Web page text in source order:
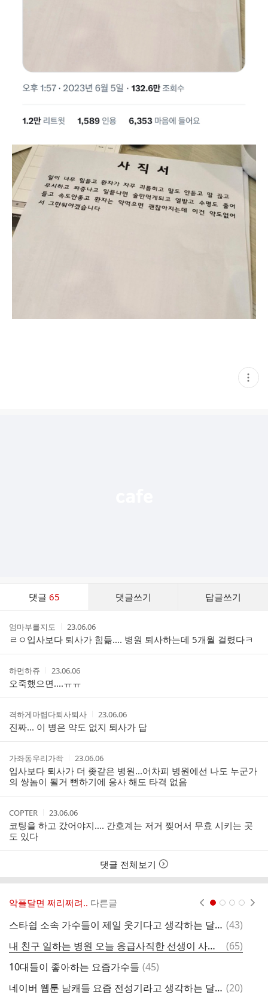
현
재
댓글65 댓글쓰기 답글쓰기
스
작
성
자
엄마부를지도
작
성
시
간
23.06.06
ㄹㅇ입사보다 퇴사가 힘듦…. 병원 퇴사하는데 5개월 걸렸다ㅋ
작
성
자
하면하쥬
작
성
시
간
23.06.06
오죽했으면....ㅠㅠ
작
성
자
격하게마렵다퇴사퇴사
작
성
시
간
23.06.06
진짜... 이 병은 약도 없지 퇴사가 답
작
성
자
가좌동우리가좍
작
성
시
간
23.06.06
입사보다 퇴사가 더 좆같은 병원...어차피 병원에선 나도 누군가
의 썅놈이 될거 뻔하기에 응사 해도 타격 없음
작
성
자
COPTER
작
성
시
23.06.06
코팅을 하고 갔어야지…. 간호계는 저거 찢어서 무효 시키는 곳
도 있다
댓글 전체보기
악플달면 쩌리쩌려.. 다른글
스타쉽 소속 가수들이 제일 웃기다고 생각하는 달글 댓
(43)
내 친구 일하는 병원 오늘 응급사직한 선생이 사직서 이렇게 쓰고 나갔대.twt
댓
글
(65)
10대들이 좋아하는 요즘가수들 댓
(45)
네이버 웹툰 남캐들 요즘 전성기라고 생각하는 달글 댓
(20)